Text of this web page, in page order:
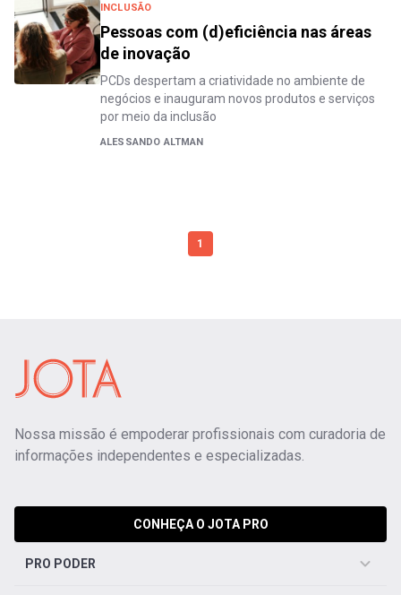
INCLUSÃO
Pessoas com (d)eficiência nas áreas
de inovação
PCDs despertam a criatividade no ambiente de
negócios e inauguram novos produtos e serviços
por meio da inclusão
ALESSANDO ALTMAN
1
Nossa missão é empoderar profissionais com curadoria de
informações independentes e especializadas.
CONHEÇA O JOTA PRO
PRO PODER